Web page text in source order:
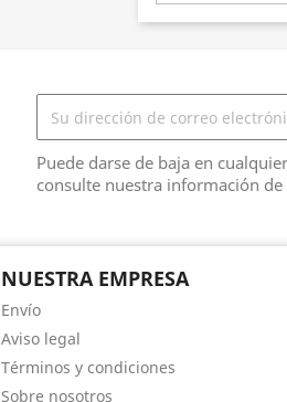
Puede darse de baja en
consulte nuestra información
NUESTRA EMPRESA
Envío
Aviso legal
Términos y condiciones
Sobre nosotros